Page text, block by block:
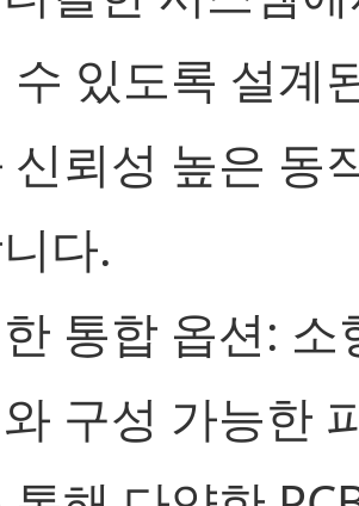
수 있도록 설계
신뢰성 높은 동
다.
통합 옵션: 소
구성 가능한